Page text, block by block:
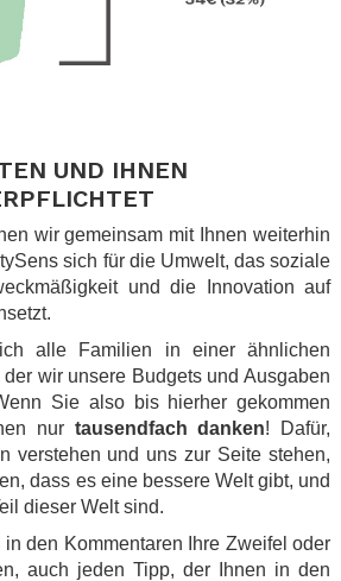
UND IHNEN
wir gemeinsam mit Ihnen weiterhin
sich für die Umwelt, das soziale
und die Innovation auf
alle Familien in einer ähnlichen
wir unsere Budgets und Ausgaben
Sie also bis hierher gekommen
nur tausendfach danken! Dafür,
verstehen und uns zur Seite stehen,
dass es eine bessere Welt gibt, und
dieser Welt sind.
den Kommentaren Ihre Zweifel oder
auch jeden Tipp, der Ihnen in den